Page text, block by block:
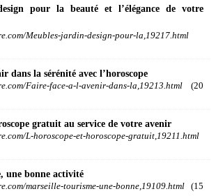
pour la beauté et l’élégance de votre
Meubles-jardin-design-pour-la,19217.html
dans la sérénité avec l’horoscope
Faire-face-a-l-avenir-dans-la,19213.html (20
gratuit au service de votre avenir
L-horoscope-et-horoscope-gratuit,19211.html
une bonne activité
marseille-tourisme-une-bonne,19109.html (15